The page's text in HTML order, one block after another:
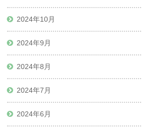
2024年10月
2024年9月
2024年8月
2024年7月
2024年6月